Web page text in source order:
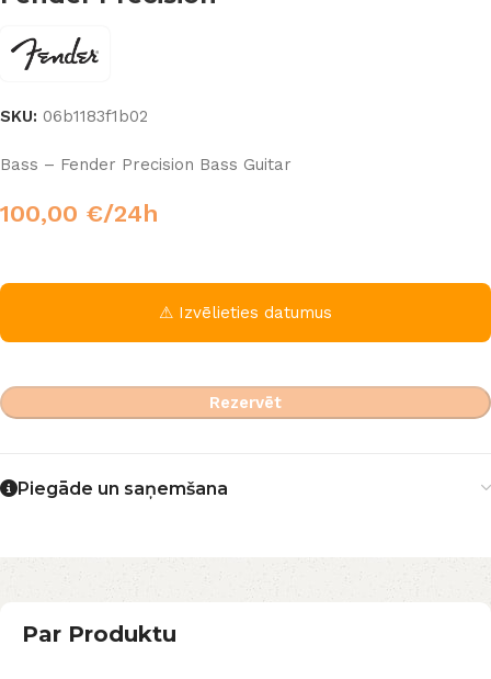
SKU: 06b1183f1b02
Bass – Fender Precision Bass Guitar
100,00 €/24h
⚠ Izvēlieties datumus
Rezervēt
Piegāde un saņemšana
Par Produktu